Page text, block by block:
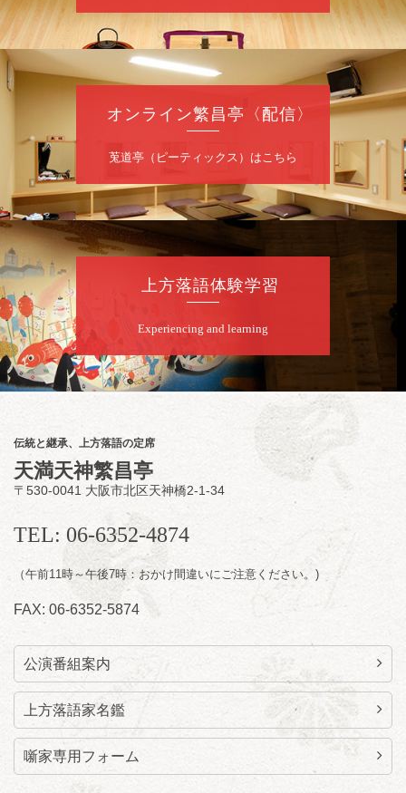
定 2F全席自由
前売2,000円 当日2,500円 25歳以下前売・
当日共1,000円
お問合せ：落語ファクトリー 0120-874-315
8月 9 日（日）
昼席：番組案内
桂二豆／露の瑞／桂きん太郎／いわみせいじ
（似顔絵）／桂三扇／桂文太～仲入～笑福亭
笑利／笑福亭仁福／幸助福助（漫才）／桂春
若
8月9日（日）
らららのらくご会④
桂雀太「まんじゅうこわい」／桂三度「青
菜」／桂三実「ミュージック野菜ステーショ
ン」／桂九ノ一「胴乱の幸助」／代走みつく
に「なんのこっちゃねんあれこれ」
開演：午後6時（5時30分開場）全席指定
前売3,000円 当日3,500円
お問合せ：らららのらくご会予約事務局
090-6976-1777 email：
lalalanorakugo@gmail.com
オンライン繁昌亭〈配信〉
莵道亭（ピーティックス）はこちら
上方落語体験学習
Experiencing and learning
伝統と継承、上方落語の定席
天満天神繁昌亭
〒530-0041 大阪市北区天神橋2-1-34
TEL: 06-6352-4874
（午前11時～午後7時：おかけ間違いにご注意ください。)
FAX: 06-6352-5874
公演番組案内
上方落語家名鑑
噺家専用フォーム